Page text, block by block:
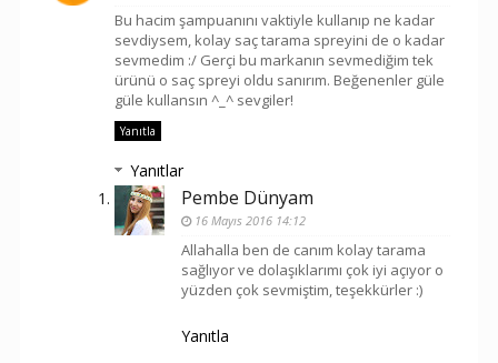
Bu hacim şampuanını vaktiyle kullanıp ne kadar
sevdiysem, kolay saç tarama spreyini de o kadar
sevmedim :/ Gerçi bu markanın sevmediğim tek
ürünü o saç spreyi oldu sanırım. Beğenenler güle
güle kullansın ^_^ sevgiler!
Yanıtla
Yanıtlar
Pembe Dünyam
16 Mayıs 2016 14:12
Allahalla ben de canım kolay tarama
sağlıyor ve dolaşıklarımı çok iyi açıyor o
yüzden çok sevmiştim, teşekkürler :)
Yanıtla